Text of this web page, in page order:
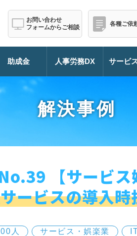
お問い合わせ
フォームからご相談
各種ご依
助成金 人事労務DX サービ
解決事例
【サービ
ービスの導入
人 サービス・娯楽業